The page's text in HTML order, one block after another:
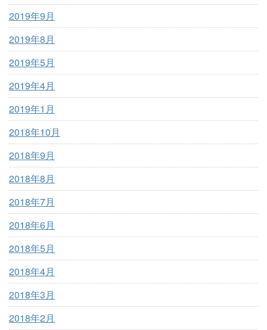
2019年9月
2019年8月
2019年5月
2019年4月
2019年1月
2018年10月
2018年9月
2018年8月
2018年7月
2018年6月
2018年5月
2018年4月
2018年3月
2018年2月